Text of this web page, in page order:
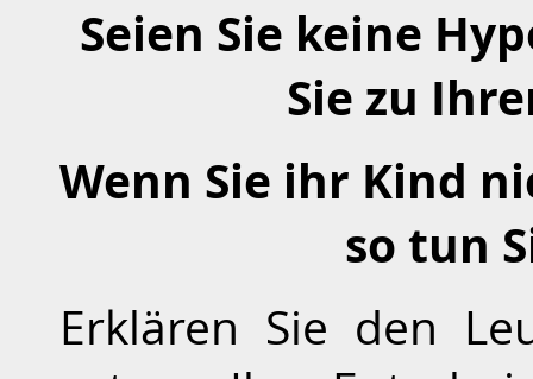
Seien Sie keine
Sie zu
Wenn Sie ihr Kind
so tun
Erklären Sie den